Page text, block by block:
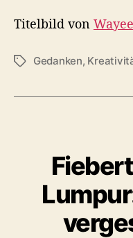
Titelbild von
S
Gedanken,